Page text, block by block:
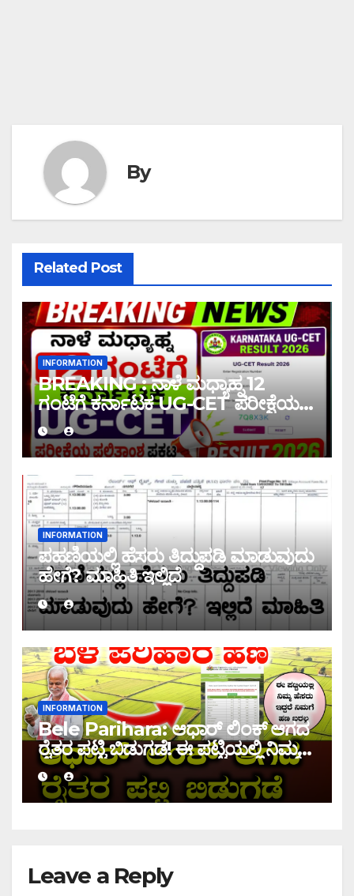
By
Related Post
INFORMATION
BREAKING : ನಾಳೆ ಮಧ್ಯಾಹ್ನ 12
ಗಂಟೆಗೆ ಕರ್ನಾಟಕ UG-CET ಪರೀಕ್ಷೆಯ
ಫಲಿತಾಂಶ ಪ್ರಕಟ |UG-CET Result
2026
INFORMATION
ಪಹಣಿಯಲ್ಲಿ ಹೆಸರು ತಿದ್ದುಪಡಿ ಮಾಡುವುದು
ಹೇಗೆ? ಮಾಹಿತಿ ಇಲ್ಲಿದೆ
INFORMATION
Bele Parihara: ಆಧಾರ್ ಲಿಂಕ್ ಆಗದ
ರೈತರ ಪಟ್ಟಿ ಬಿಡುಗಡೆ! ಈ ಪಟ್ಟಿಯಲ್ಲಿ ನಿಮ್ಮ
ಹೆಸರು ಇದ್ದರೆ ನಿಮಗೆ ಹಣ ಜಮಾ ಆಗಲ್ಲ !
Leave a Reply